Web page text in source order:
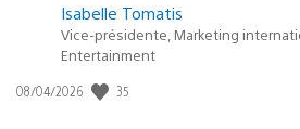
Isabelle Tomatis
Vice-présidente, Marketing
Entertainment
Date
08/04/2026 35